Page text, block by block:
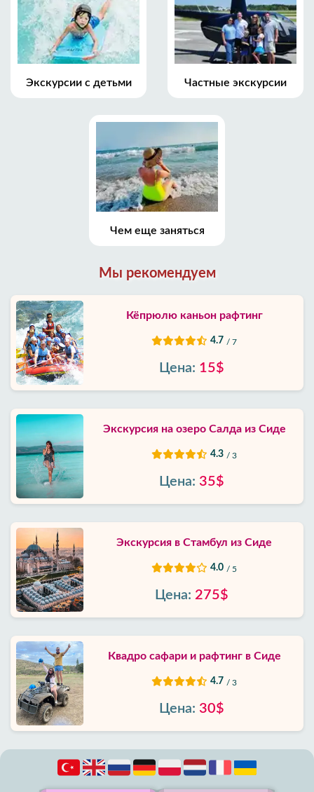
Экскурсии с детьми Частные экскурсии
Чем еще заняться
Мы рекомендуем
Кёпрюлю каньон рафтинг
4.7 / 7
Цена: 15$
Экскурсия на озеро Салда из Сиде
4.3 / 3
Цена: 35$
Экскурсия в Стамбул из Сиде
4.0 / 5
Цена: 275$
Квадро сафари и рафтинг в Сиде
4.7 / 3
Цена: 30$